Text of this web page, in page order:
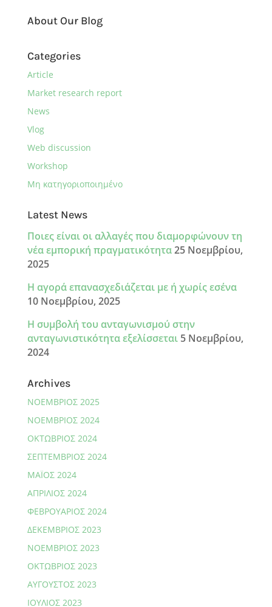
About Our Blog
Categories
Article
Market research report
News
Vlog
Web discussion
Workshop
Μη κατηγοριοποιημένο
Latest News
Ποιες είναι οι αλλαγές που διαμορφώνουν τη
νέα εμπορική πραγματικότητα25 Νοεμβρίου,
2025
Η αγορά επανασχεδιάζεται με ή χωρίς εσένα
10 Νοεμβρίου, 2025
Η συμβολή του ανταγωνισμού στην
ανταγωνιστικότητα εξελίσσεται 5 Νοεμβρίου,
2024
Archives
ΝΟΈΜΒΡΙΟΣ 2025
ΝΟΈΜΒΡΙΟΣ 2024
ΟΚΤΏΒΡΙΟΣ 2024
ΣΕΠΤΈΜΒΡΙΟΣ 2024
ΜΆΙΟΣ 2024
ΑΠΡΊΛΙΟΣ 2024
ΦΕΒΡΟΥΆΡΙΟΣ 2024
ΔΕΚΈΜΒΡΙΟΣ 2023
ΝΟΈΜΒΡΙΟΣ 2023
ΟΚΤΏΒΡΙΟΣ 2023
ΑΎΓΟΥΣΤΟΣ 2023
ΙΟΎΛΙΟΣ 2023